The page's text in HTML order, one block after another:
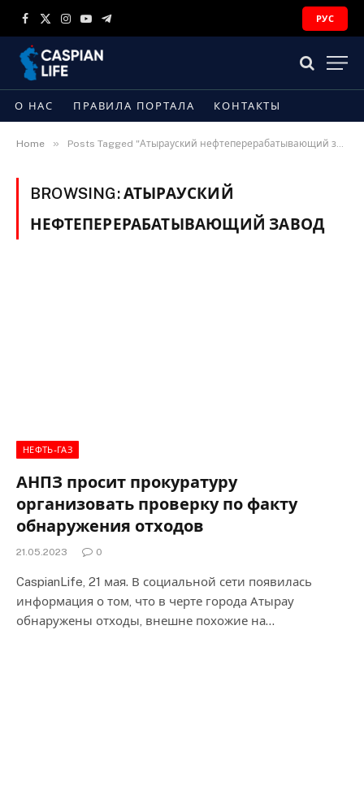
Facebook
X
Instagram
YouTubeTelegram
РУС
О НАС ПРАВИЛА ПОРТАЛА КОНТАКТЫ
Home » Posts Tagged "Атырауский нефтеперерабатывающий завод" (Page 2)
BROWSING:АТЫРАУСКИЙ
НЕФТЕПЕРЕРАБАТЫВАЮЩИЙ ЗАВОД
НЕФТЬ-ГАЗ
АНПЗ просит прокуратуру
организовать проверку по факту
обнаружения отходов
21.05.2023 0
CaspianLife, 21 мая. В социальной сети появилась
информация о том, что в черте города Атырау
обнаружены отходы, внешне похожие на…